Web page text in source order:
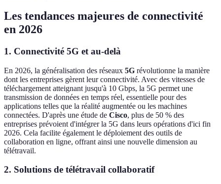
Les tendances majeures de connectivité
en 2026
1. Connectivité 5G et au-delà
En 2026, la généralisation des réseaux 5G révolutionne la manière
dont les entreprises gèrent leur connectivité. Avec des vitesses de
téléchargement atteignant jusqu'à 10 Gbps, la 5G permet une
transmission de données en temps réel, essentielle pour des
applications telles que la réalité augmentée ou les machines
connectées. D'après une étude de Cisco, plus de 50 % des
entreprises prévoient d'intégrer la 5G dans leurs opérations d'ici fin
2026. Cela facilite également le déploiement des outils de
collaboration en ligne, offrant ainsi une nouvelle dimension au
télétravail.
2. Solutions de télétravail collaboratif